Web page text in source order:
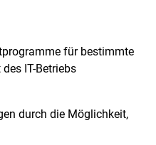
für bestimmte
IT-Betriebs
durch die Möglichkeit,